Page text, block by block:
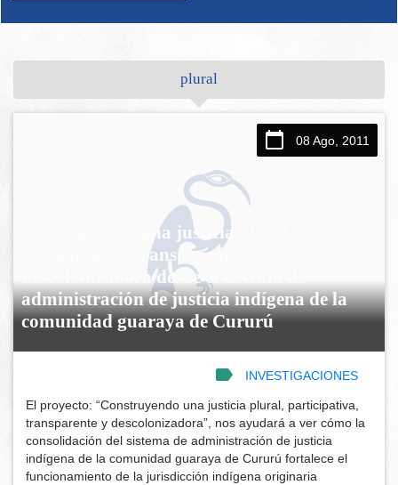
plural
08 Ago, 2011
Construyendo una justicia plural,
participativa, transparente y
descolonizadora desde el sistema de
administración de justicia indígena de la
comunidad guaraya de Cururú
INVESTIGACIONES
El proyecto: “Construyendo una justicia plural, participativa,
transparente y descolonizadora”, nos ayudará a ver cómo la
consolidación del sistema de administración de justicia
indígena de la comunidad guaraya de Cururú fortalece el
funcionamiento de la jurisdicción indígena originaria